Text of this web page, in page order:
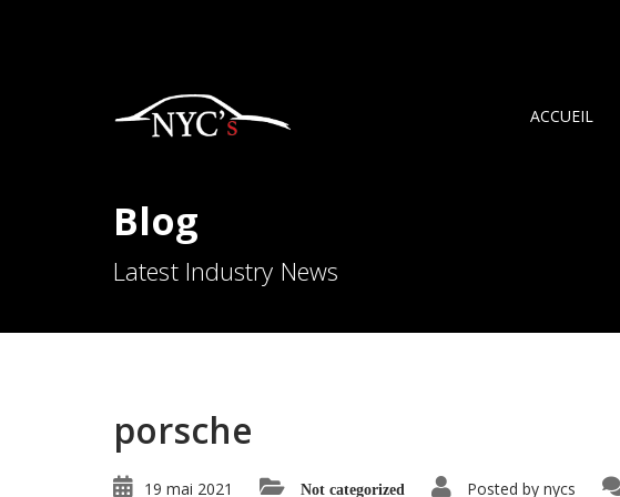
ACCUEIL
Blog
Latest Industry News
porsche
19 mai 2021 Not categorized Posted by nycs